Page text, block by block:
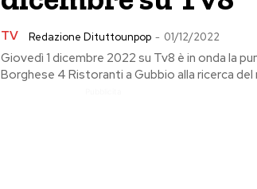
TV Redazione Dituttounpop - 01/12/2022
Giovedì 1 dicembre 2022 su Tv8 è in onda la
Borghese 4 Ristoranti a Gubbio alla ricerca